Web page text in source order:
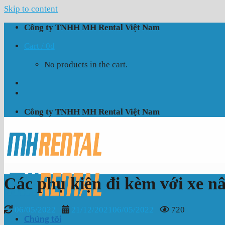
Skip to content
Công ty TNHH MH Rental Việt Nam
Cart / 0₫
No products in the cart.
Công ty TNHH MH Rental Việt Nam
Chúng tôi
Các phụ kiện đi kèm với xe
06/05/2022 21/12/2021 06/05/2022 720